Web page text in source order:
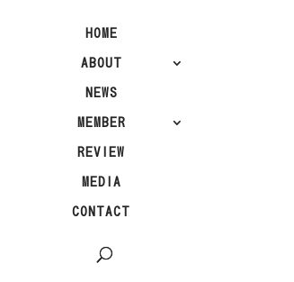
HOME
ABOUT
NEWS
MEMBER
REVIEW
MEDIA
CONTACT